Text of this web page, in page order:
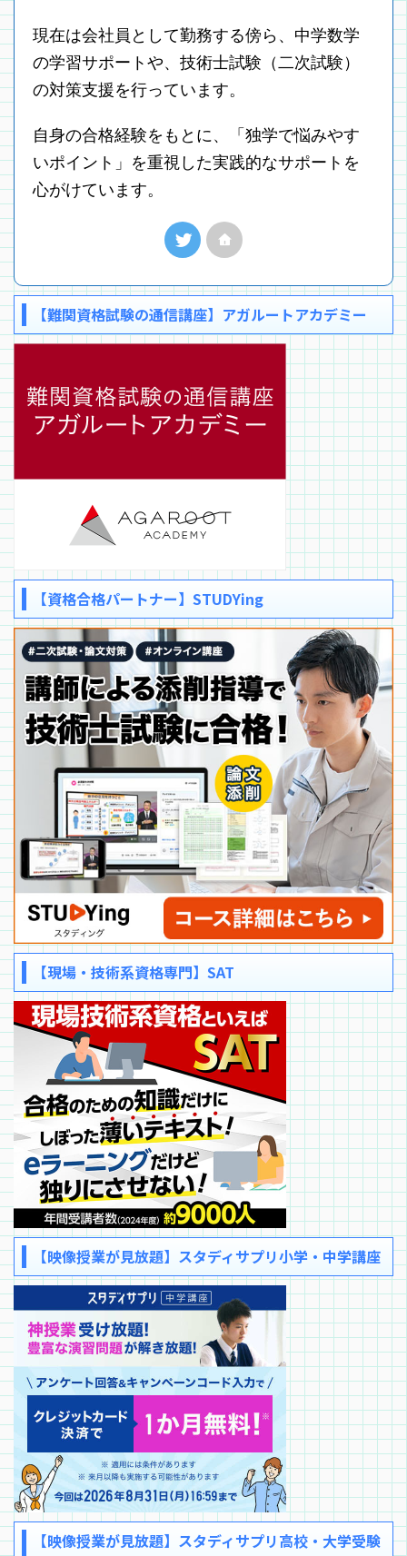
現在は会社員として勤務する傍ら、中学数学
の学習サポートや、技術士試験（二次試験）
の対策支援を行っています。
自身の合格経験をもとに、「独学で悩みやす
いポイント」を重視した実践的なサポートを
心がけています。
【難関資格試験の通信講座】アガルートアカデミー
【資格合格パートナー】STUDYing
【現場・技術系資格専門】SAT
【映像授業が見放題】スタディサプリ小学・中学講座
【映像授業が見放題】スタディサプリ高校・大学受験